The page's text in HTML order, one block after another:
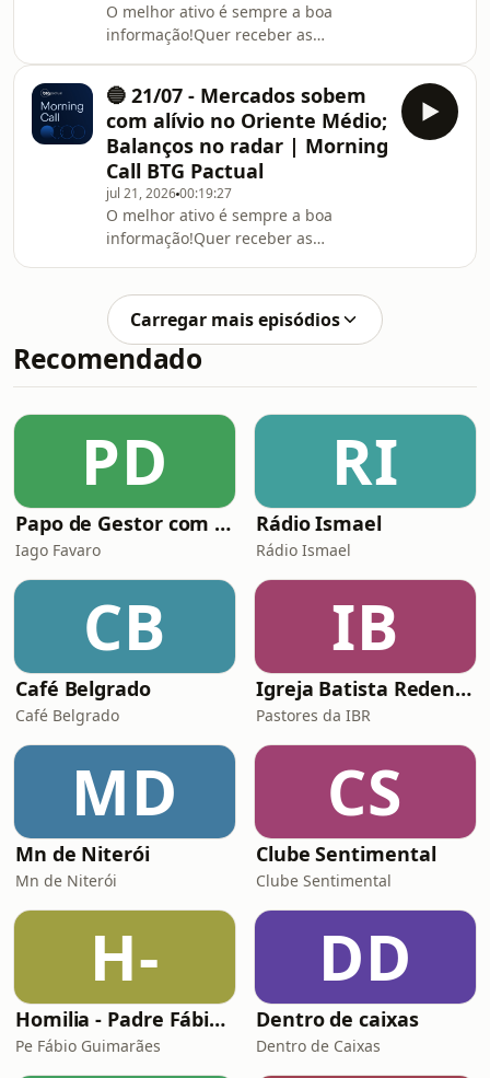
O melhor ativo é sempre a boa
informação!Quer receber as
diretamente no seu e-mail? Acesse:
https://l.btgpactual.com/morning_call_spotify
🔵 21/07 - Mercados sobem
com alívio no Oriente Médio;
Balanços no radar | Morning
Call BTG Pactual
jul 21, 202600:19:27
O melhor ativo é sempre a boa
informação!Quer receber as
https://l.btgpactual.com/morning_call_spotify
Carregar mais episódios
Recomendado
PD
Papo de Gestor com Iago Favaro | Liderança, Vendas & Audiobooks
Iago Favaro
RI
Rádio Ismael
Rádio Ismael
CB
Café Belgrado
Café Belgrado
IB
Igreja Batista Redenção
Pastores da IBR
MD
Mn de Niterói
Mn de Niterói
CS
Clube Sentimental
Clube Sentimental
H-
Homilia - Padre Fábio de Freitas Guimarães
Pe Fábio Guimarães
DD
Dentro de caixas
Dentro de Caixas